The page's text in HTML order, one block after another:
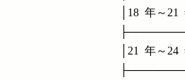
│18  年～21
│21  年～24